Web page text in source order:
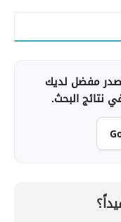
مفضل لديك
نتائج البحث.